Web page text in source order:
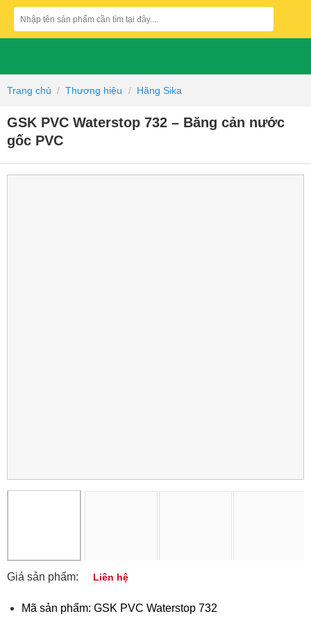
Skip
Trang chủ / Thương hiệu / Hãng Sika
GSK PVC Waterstop 732 – Băng cản nước
gốc PVC
Giá sản phẩm: Liên hệ
Mã sản phẩm: GSK PVC Waterstop 732